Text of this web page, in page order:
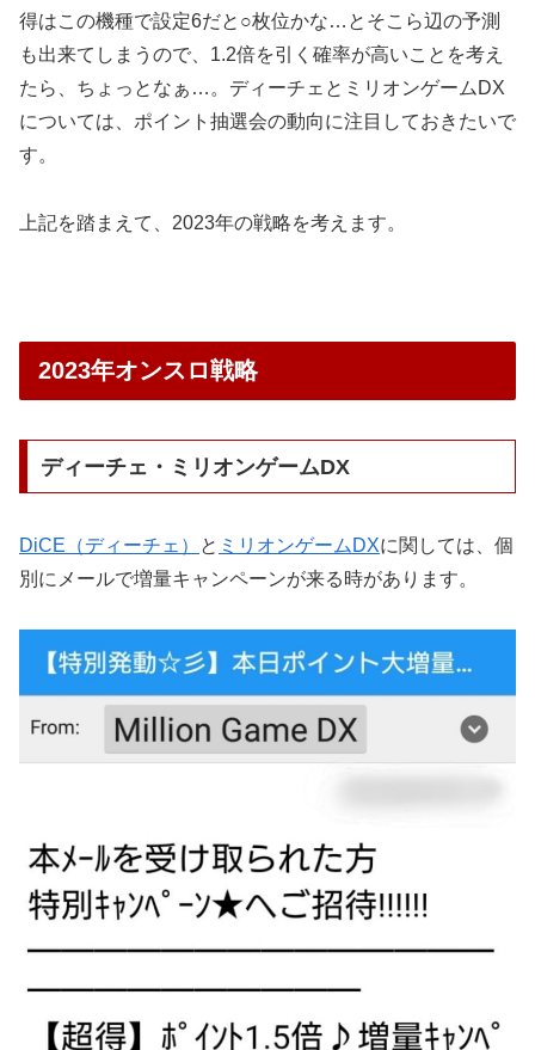
得はこの機種で設定6だと○枚位かな…とそこら辺の予測
も出来てしまうので、1.2倍を引く確率が高いことを考え
たら、ちょっとなぁ…。 ディーチェとミリオンゲームDX
については、ポイント抽選会の動向に注目しておきたいで
す。
上記を踏まえて、2023年の戦略を考えます。
2023年オンスロ戦略
ディーチェ・ミリオンゲームDX
DiCE（ディーチェ） と ミリオンゲームDXに関しては、個
別にメールで増量キャンペーンが来る時があります。